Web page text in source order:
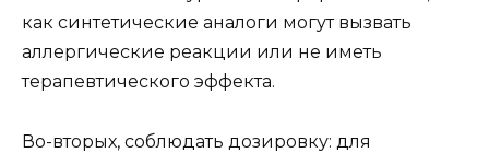
как синтетические аналоги могут вызвать
аллергические реакции или не иметь
терапевтического эффекта.
Во-вторых, соблюдать дозировку: для